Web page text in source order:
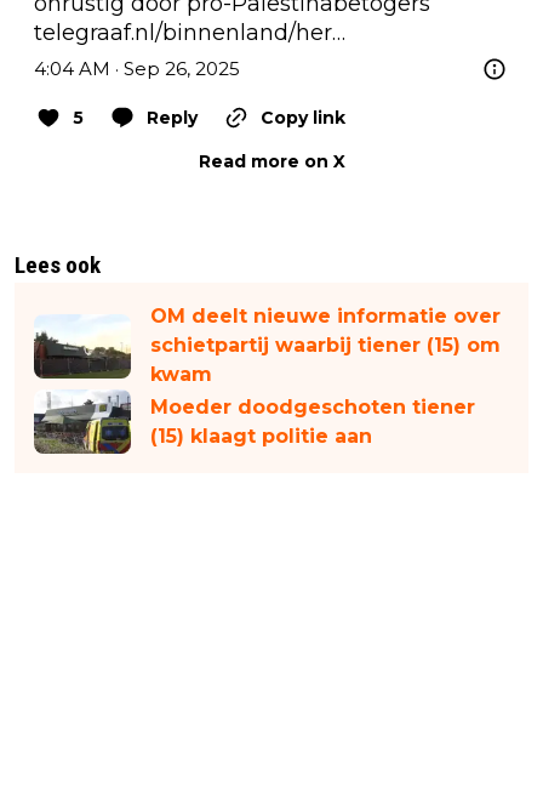
telegraaf.nl/binnenland/her…
4:04 AM · Sep 26, 2025
5 Reply
Copy link
Read more on X
Lees ook
OM deelt nieuwe informatie over
schietpartij waarbij tiener (15) om
kwam
Moeder doodgeschoten tiener
(15) klaagt politie aan